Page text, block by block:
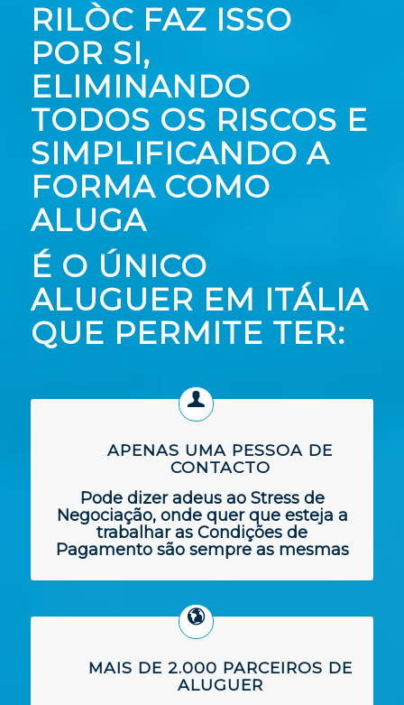
RILÒC FAZ ISSO
POR SI,
ELIMINANDO
TODOS OS RISCOS E
SIMPLIFICANDO A
FORMA COMO
ALUGA
É O ÚNICO
ALUGUER EM ITÁLIA
QUE PERMITE TER:
APENAS UMA PESSOA DE
CONTACTO
Pode dizer adeus ao Stress de
Negociação, onde quer que esteja a
trabalhar as Condições de
Pagamento são sempre as mesmas
MAIS DE 2.000 PARCEIROS DE
ALUGUER